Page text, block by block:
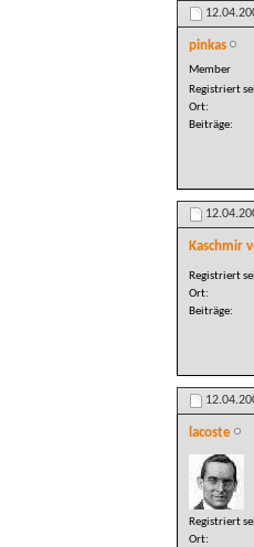
pinkas
Member
Registriert
Ort
Beiträge
Kaschmir
Registriert
Ort
Beiträge
lacoste
Registriert
Ort